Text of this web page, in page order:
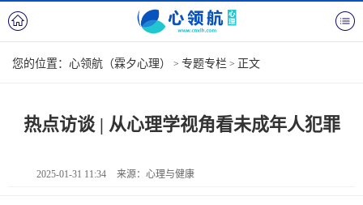
您的位置： 心领航（霖夕心理） > 专题专栏 > 正文
热点访谈 | 从心理学视角看未成年人犯罪
2025-01-31 11:34 来源：心理与健康